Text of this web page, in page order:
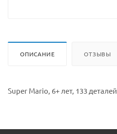
ОПИСАНИЕ ОТЗЫВЫ
Super Mario, 6+ лет, 133 деталей